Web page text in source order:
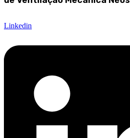
Linkedin